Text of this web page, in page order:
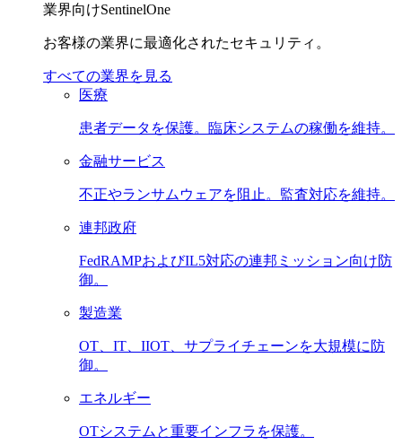
業界向けSentinelOne
お客様の業界に最適化されたセキュリティ。
すべての業界を見る
医療
患者データを保護。臨床システムの稼働を維持。
金融サービス
不正やランサムウェアを阻止。監査対応を維持。
連邦政府
FedRAMPおよびIL5対応の連邦ミッション向け防
御。
製造業
OT、IT、IIOT、サプライチェーンを大規模に防
御。
エネルギー
OTシステムと重要インフラを保護。